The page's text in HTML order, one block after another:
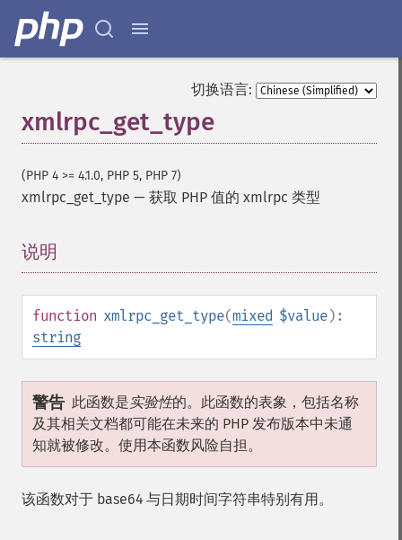
切换语言:
xmlrpc_get_type
(PHP 4 >= 4.1.0, PHP 5, PHP 7)
xmlrpc_get_type — 获取 PHP 值的 xmlrpc 类型
说明
function xmlrpc_get_type(mixed $value):
string
警告 此函数是实验性的。此函数的表象，包括名称
及其相关文档都可能在未来的 PHP 发布版本中未通
知就被修改。使用本函数风险自担。
该函数对于 base64 与日期时间字符串特别有用。